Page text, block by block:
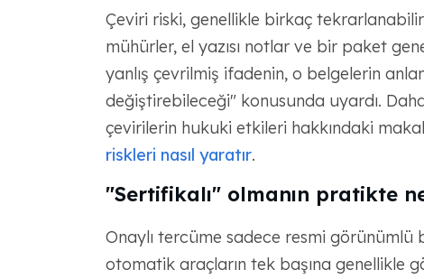
Çeviri riski, genellikle birkaç
mühürler, el yazısı notlar ve bir paket
yanlış çevrilmiş ifadenin, o belgelerin
değiştirebileceği" konusunda uyardı.
çevirilerin hukuki etkileri hakkındaki
riskleri nasıl yaratır.
"Sertifikalı" olmanın pratikte
Onaylı tercüme sadece resmi görünümlü
otomatik araçların tek başına genellikle